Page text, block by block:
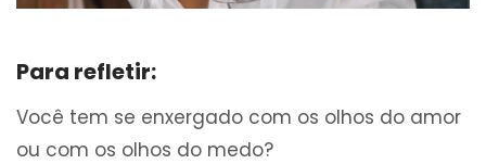
Para refletir:
Você tem se enxergado com os olhos do amor
ou com os olhos do medo?